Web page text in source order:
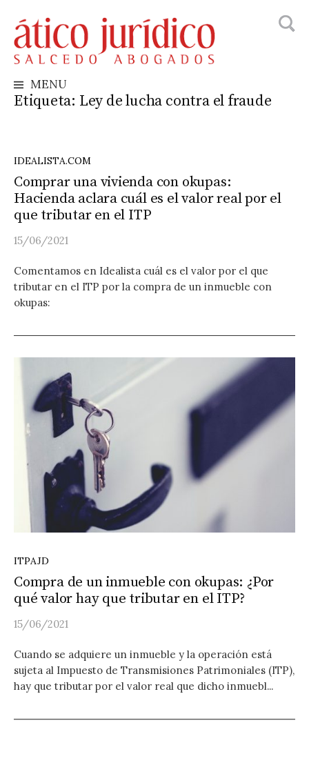
to
content
MENU
Etiqueta: Ley de lucha contra el fraude
IDEALISTA.COM
Comprar una vivienda con okupas:
Hacienda aclara cuál es el valor real por el
que tributar en el ITP
15/06/2021
Comentamos en Idealista cuál es el valor por el que
tributar en el ITP por la compra de un inmueble con
okupas:
ITPAJD
Compra de un inmueble con okupas: ¿Por
qué valor hay que tributar en el ITP?
15/06/2021
Cuando se adquiere un inmueble y la operación está
sujeta al Impuesto de Transmisiones Patrimoniales (ITP),
hay que tributar por el valor real que dicho inmuebl...